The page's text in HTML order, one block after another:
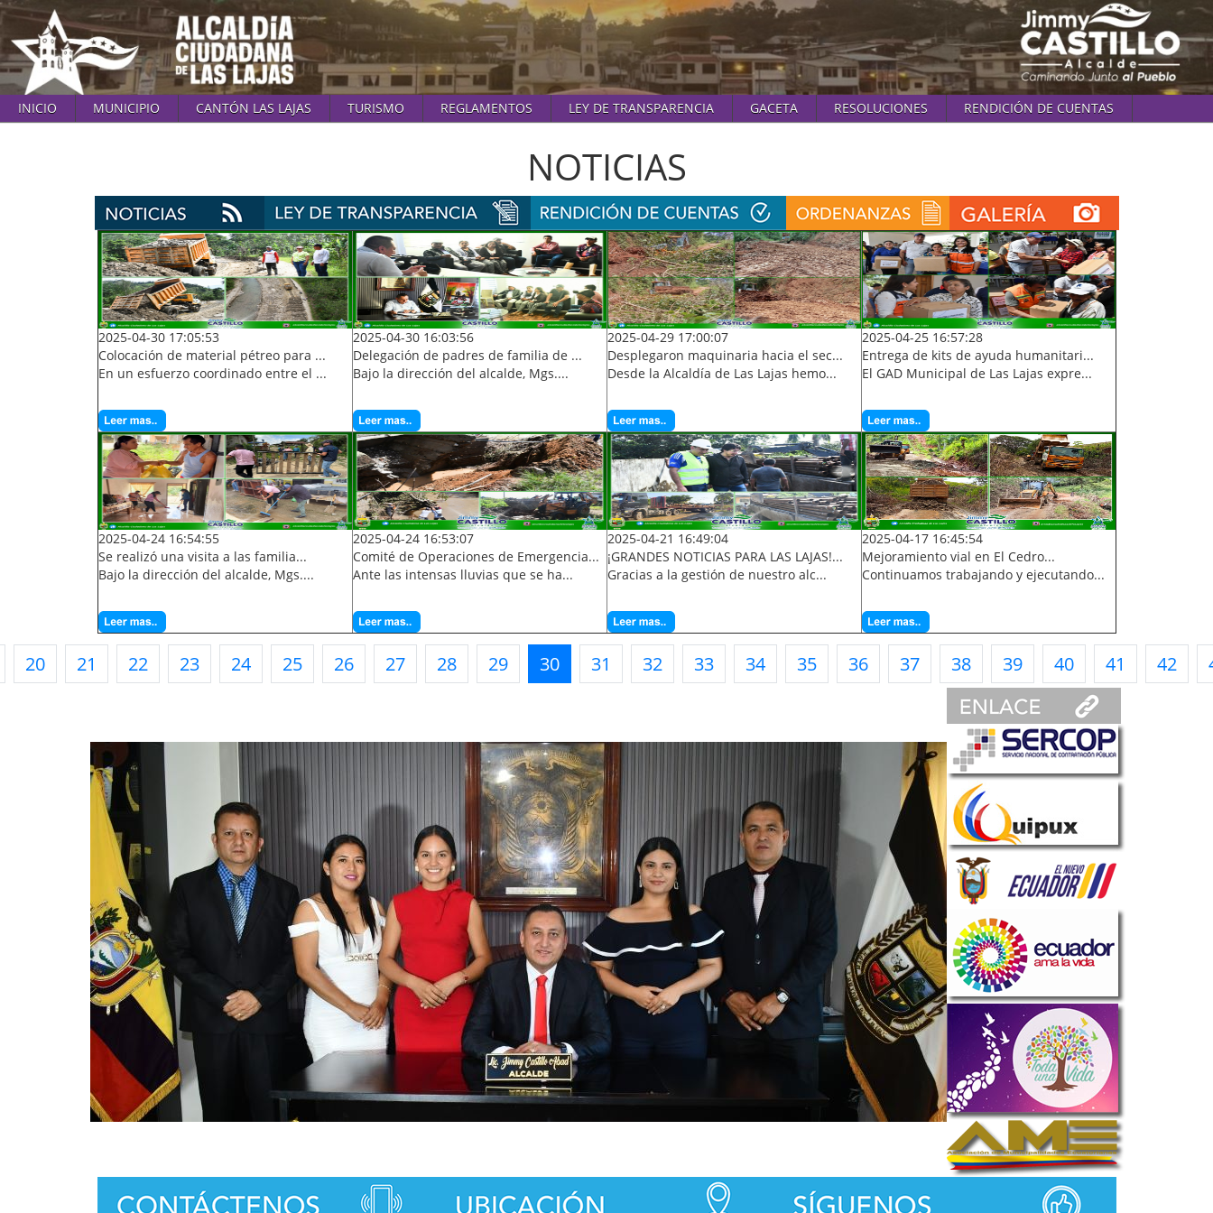
INICIO MUNICIPIO CANTÓN LAS LAJAS TURISMO REGLAMENTOS LEY DE TRANSPARENCIA GACETA RESOLUCIONES RENDICIÓN DE CUENTAS
NOTICIAS
2025-04-30 17:05:53
Colocación de material pétreo para ...
En un esfuerzo coordinado entre el ...
2025-04-30 16:03:56
Delegación de padres de familia de ...
Bajo la dirección del alcalde, Mgs....
2025-04-29 17:00:07
Desplegaron maquinaria hacia el sec...
Desde la Alcaldía de Las Lajas hemo...
2025-04-25 16:57:28
Entrega de kits de ayuda humanitari...
El GAD Municipal de Las Lajas expre...
2025-04-24 16:54:55
Se realizó una visita a las familia...
Bajo la dirección del alcalde, Mgs....
2025-04-24 16:53:07
Comité de Operaciones de Emergencia...
Ante las intensas lluvias que se ha...
2025-04-21 16:49:04
¡GRANDES NOTICIAS PARA LAS LAJAS!...
Gracias a la gestión de nuestro alc...
2025-04-17 16:45:54
Mejoramiento vial en El Cedro...
Continuamos trabajando y ejecutando...
20 21 22 23 24 25 26 27 28 29 30 31 32 33 34 35 36 37 38 39 40 41 42